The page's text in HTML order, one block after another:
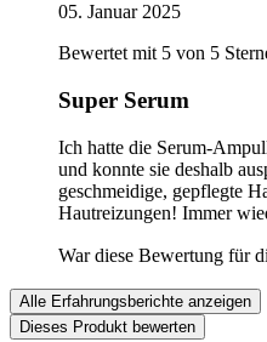
05. Januar 2025
Bewertet mit 5 von 5
Super Serum
Ich hatte die Serum-
und konnte sie deshalb
geschmeidige, gepflegte
Hautreizungen! Immer
War diese Bewertung für
Alle Erfahrungsberichte anzeigen
Dieses Produkt bewerten